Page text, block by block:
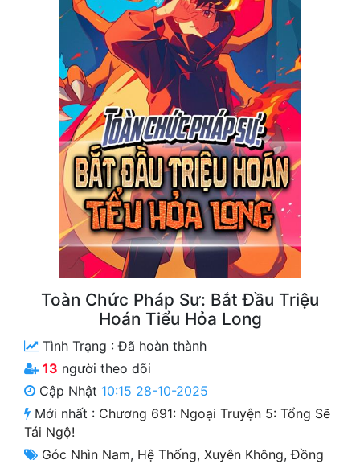
Truyện Convert
Truyện Dịch
Truyện Nhập Môn
Cạnh Kỹ
Cổ Tiên Hiệp
Cổ Đại
Toàn Chức Pháp Sư: Bắt Đầu Triệu
Hoán Tiểu Hỏa Long
Tình Trạng :Đã hoàn thành
13 người theo dõi
Cập Nhật 10:15 28-10-2025
Mới nhất : Chương 691: Ngoại Truyện 5: Tổng Sẽ
Tái Ngộ!
Góc Nhìn Nam, Hệ Thống, Xuyên Không,Đồng